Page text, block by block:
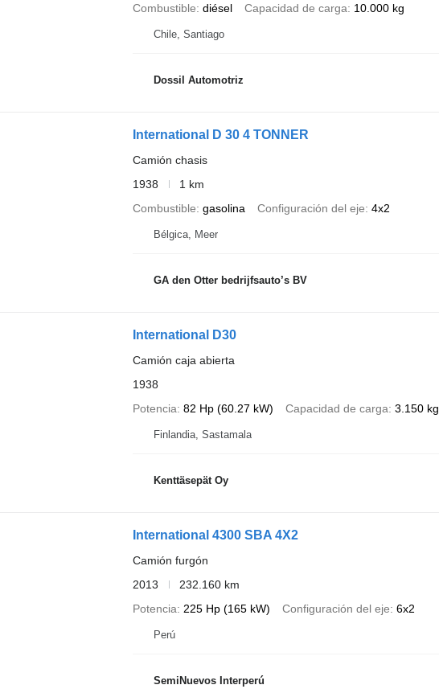
Combustible diésel Capacidad de carga 10.000 kg
Chile, Santiago
Dossil Automotriz
International D 30 4 TONNER
Camión chasis
1938
1 km
Combustible gasolina Configuración del eje 4x2
Bélgica, Meer
GA den Otter bedrijfsauto’s BV
International D30
Camión caja abierta
1938
Potencia 82 Hp (60.27 kW) Capacidad de carga 3.150 kg
Finlandia, Sastamala
Kenttäsepät Oy
International 4300 SBA 4X2
Camión furgón
2013
232.160 km
Potencia
225 Hp (165 kW) Configuración del eje 6x2
Perú
SemiNuevos Interperú